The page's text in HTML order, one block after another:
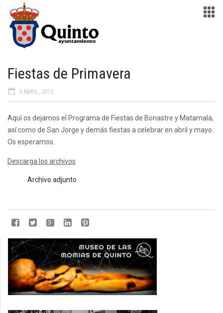
Fiestas de Primavera
3 ABRIL, 2012
Aquí os dejamos el Programa de Fiestas de Bonastre y Matamala,
así como de San Jorge y demás fiestas a celebrar en abril y mayo.
Os esperamos.
Descarga los archivos
Archivo adjunto